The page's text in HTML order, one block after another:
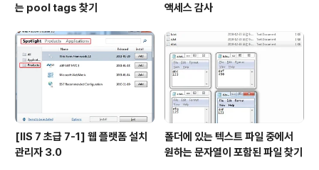
는 pool tags 찾기
액세스 감사
[IIS 7 초급 7-1] 웹 플랫폼 설치
관리자 3.0
폴더에 있는 텍스트 파일 중에서
원하는 문자열이 포함된 파일 찾기